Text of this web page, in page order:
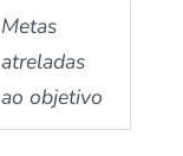
Metas
atreladas
ao objetivo